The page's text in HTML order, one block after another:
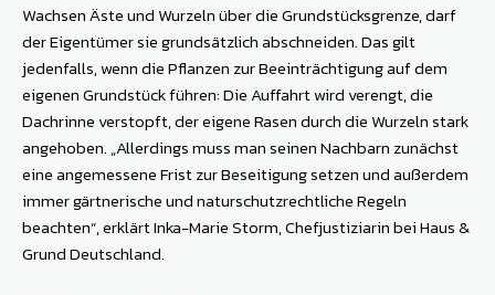
Wachsen Äste und Wurzeln über die Grundstücksgrenze, darf
der Eigentümer sie grundsätzlich abschneiden. Das gilt
jedenfalls, wenn die Pflanzen zur Beeinträchtigung auf dem
eigenen Grundstück führen: Die Auffahrt wird verengt, die
Dachrinne verstopft, der eigene Rasen durch die Wurzeln stark
angehoben. „Allerdings muss man seinen Nachbarn zunächst
eine angemessene Frist zur Beseitigung setzen und außerdem
immer gärtnerische und naturschutzrechtliche Regeln
beachten“, erklärt Inka-Marie Storm, Chefjustiziarin bei Haus &
Grund Deutschland.